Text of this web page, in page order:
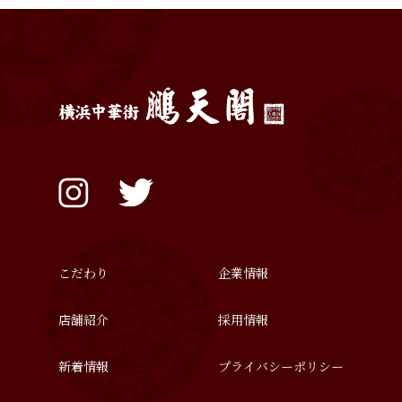
こだわり
店舗紹介
新着情報
企業情報
採用情報
プライバシーポリシー